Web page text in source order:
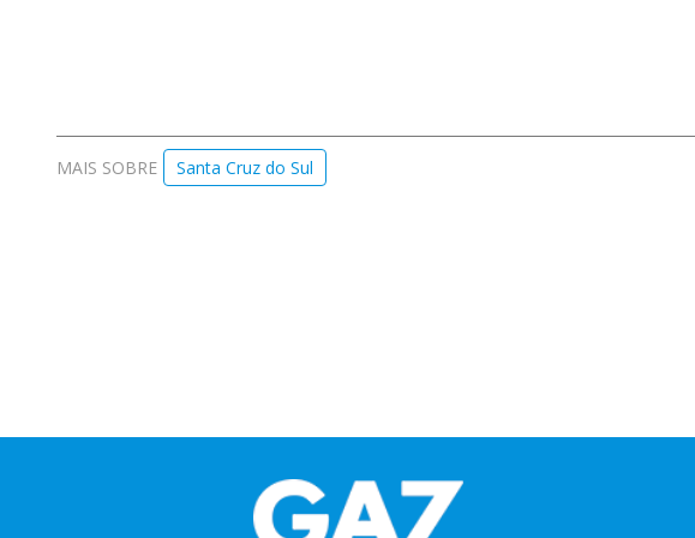
MAIS SOBRE Santa Cruz do Sul